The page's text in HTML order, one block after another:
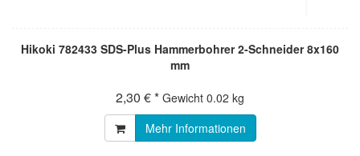
Hikoki 782433 SDS-Plus Hammerbohrer 2-Schneider 8x160
mm
2,30 € * Gewicht 0.02 kg
Mehr Informationen